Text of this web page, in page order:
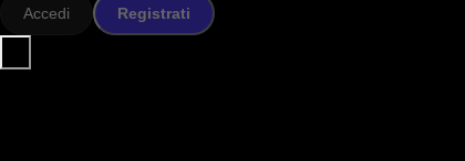
Accedi Registrati